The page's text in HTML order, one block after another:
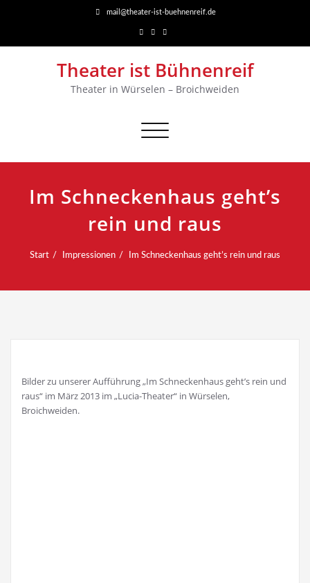
mail@theater-ist-buehnenreif.de
Theater ist Bühnenreif
Theater in Würselen – Broichweiden
Navigation
Im Schneckenhaus geht’s
rein und raus
Start Impressionen Im Schneckenhaus geht’s rein und raus
Bilder zu unserer Aufführung „Im Schneckenhaus geht’s rein und
raus“ im März 2013 im „Lucia-Theater“ in Würselen,
Broichweiden.